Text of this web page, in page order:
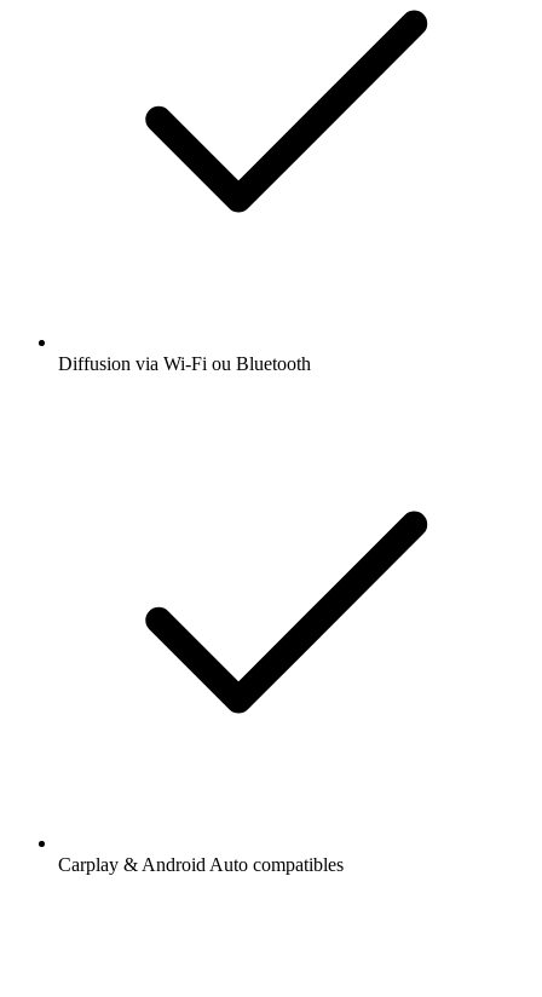
Diffusion via Wi-Fi ou Bluetooth
Carplay & Android Auto compatibles